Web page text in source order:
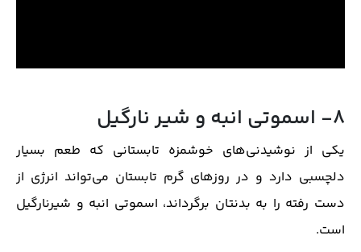
8- اسموتی انبه و شیر نارگیل
یکی از نوشیدنی‌های خوشمزه تابستانی که طعم بسیار
دلچسبی دارد و در روزهای گرم تابستان می‌تواند انرژی از
دست رفته را به بدنتان برگرداند، اسموتی انبه و شیرنارگیل
است.